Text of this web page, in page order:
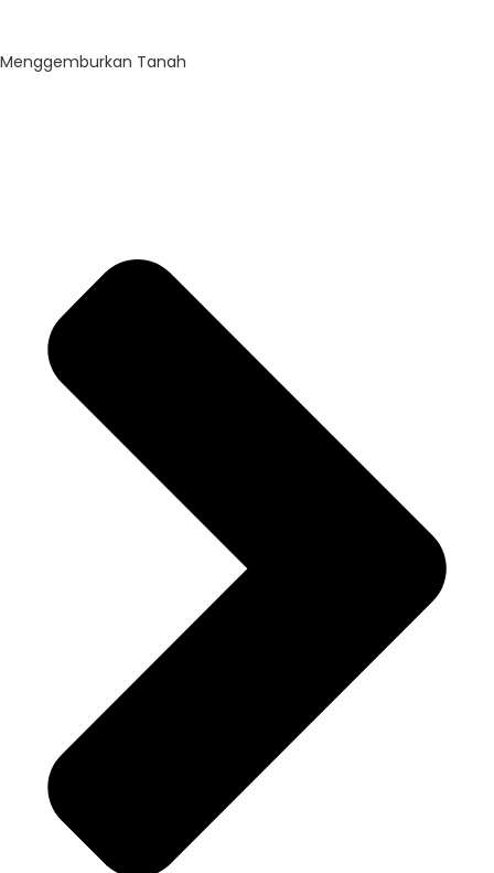
Menggemburkan Tanah